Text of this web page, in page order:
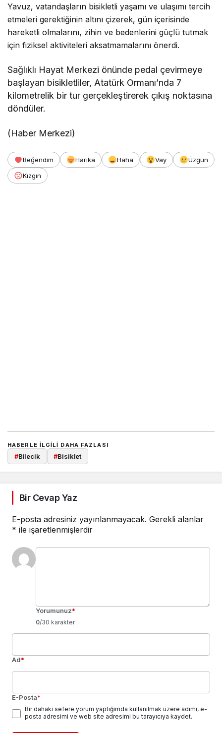
Yavuz, vatandaşların bisikletli yaşamı ve ulaşımı tercih
etmeleri gerektiğinin altını çizerek, gün içerisinde
hareketli olmalarını, zihin ve bedenlerini güçlü tutmak
için fiziksel aktiviteleri aksatmamalarını önerdi.
Sağlıklı Hayat Merkezi önünde pedal çevirmeye
başlayan bisikletliler, Atatürk Ormanı’nda 7
kilometrelik bir tur gerçekleştirerek çıkış noktasına
döndüler.
(Haber Merkezi)
Beğendim Harika Haha Vay
Üzgün
Kızgın
HABERLE ILGILI DAHA FAZLASI
#Bilecik #Bisiklet
Bir Cevap Yaz
E-posta adresiniz yayınlanmayacak. Gerekli alanlar
* ile işaretlenmişlerdir
Yorumunuz*
0/30 karakter
Ad*
E-Posta*
Bir dahaki sefere yorum yaptığımda kullanılmak üzere adımı, e-
posta adresimi ve web site adresimi bu tarayıcıya kaydet.